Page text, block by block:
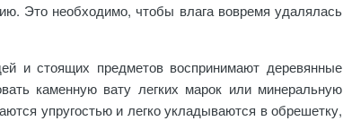
Это необходимо, чтобы влага вовремя удалялась
и стоящих предметов воспринимают деревянные
каменную вату легких марок или минеральную
упругостью и легко укладываются в обрешетку,